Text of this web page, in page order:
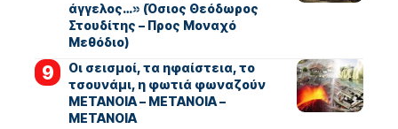
άγγελος…» (Όσιος Θεόδωρος
Στουδίτης – Προς Μοναχό
Μεθόδιο)
Οι σεισμοί, τα ηφαίστεια, το
τσουνάμι, η φωτιά φωναζούν
ΜΕΤΑΝΟΙΑ – ΜΕΤΑΝΟΙΑ –
ΜΕΤΑΝΟΙΑ